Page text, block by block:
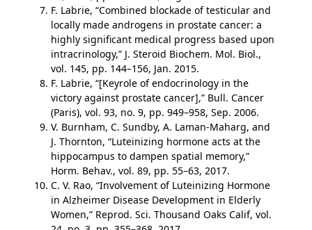
F. Labrie, “Combined blockade of testicular and
locally made androgens in prostate cancer: a
highly significant medical progress based upon
intracrinology,” J. Steroid Biochem. Mol. Biol.,
vol. 145, pp. 144–156, Jan. 2015.
F. Labrie, “[Keyrole of endocrinology in the
victory against prostate cancer],” Bull. Cancer
(Paris), vol. 93, no. 9, pp. 949–958, Sep. 2006.
V. Burnham, C. Sundby, A. Laman-Maharg, and
J. Thornton, “Luteinizing hormone acts at the
hippocampus to dampen spatial memory,”
Horm. Behav., vol. 89, pp. 55–63, 2017.
C. V. Rao, “Involvement of Luteinizing Hormone
in Alzheimer Disease Development in Elderly
Women,” Reprod. Sci. Thousand Oaks Calif, vol.